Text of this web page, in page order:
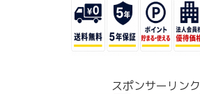
スポンサーリンク